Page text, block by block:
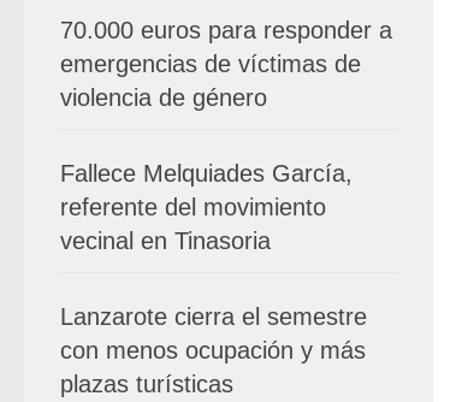
70.000 euros para responder a
emergencias de víctimas de
violencia de género
Fallece Melquiades García,
referente del movimiento
vecinal en Tinasoria
Lanzarote cierra el semestre
con menos ocupación y más
plazas turísticas